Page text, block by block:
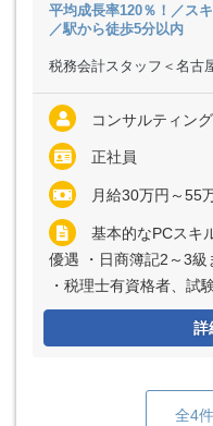
平均成長率120％！／ス
／駅から徒歩5分以内
税務会計スタッフ＜名古
コンサルティン
正社員
月給30万円～55万円 ※経験・能力など考慮の上、決定
基本的なPCスキル（
優遇 ・日商簿記2～3
・税理士有資格者、試
会計士、試験受験生の方 ※学歴・資格不問／商業
卒・専門卒・大卒・院
詳
全4